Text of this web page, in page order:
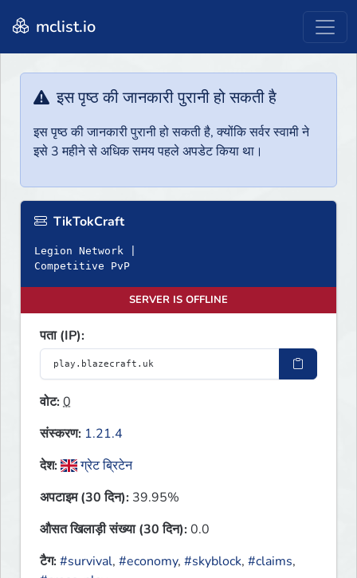
mclist.io
इस पृष्ठ की जानकारी पुरानी हो सकती है
इस पृष्ठ की जानकारी पुरानी हो सकती है, क्योंकि सर्वर स्वामी ने
इसे 3 महीने से अधिक समय पहले अपडेट किया था।
TikTokCraft
Legion Network |
Competitive PvP
SERVER IS OFFLINE
पता (IP):
वोट:0
संस्करण: 1.21.4
देश:
ग्रेट ब्रिटेन
अपटाइम (30 दिन): 39.95%
औसत खिलाड़ी संख्या (30 दिन):0.0
टैग:#survival, #economy, #skyblock, #claims,